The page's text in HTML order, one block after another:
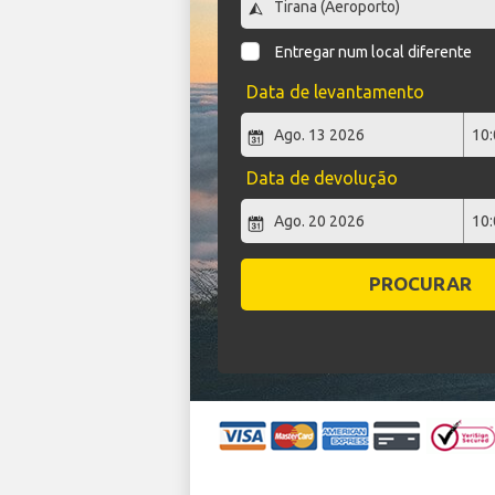
Entregar num local diferente
Data de levantamento
Data de devolução
PROCURAR